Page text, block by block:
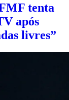
tenta
após
livres”